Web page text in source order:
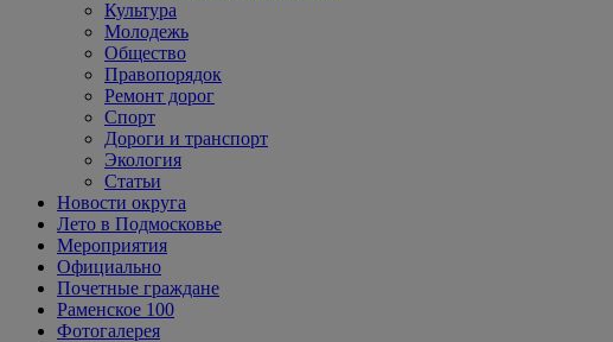
Культура
Молодежь
Общество
Правопорядок
Ремонт дорог
Спорт
Дороги и транспорт
Экология
Статьи
Новости округа
Лето в Подмосковье
Мероприятия
Официально
Почетные граждане
Раменское 100
Фотогалерея